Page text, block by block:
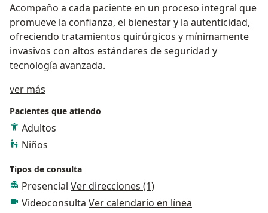
Acompaño a cada paciente en un proceso integral que
promueve la confianza, el bienestar y la autenticidad,
ofreciendo tratamientos quirúrgicos y mínimamente
invasivos con altos estándares de seguridad y
tecnología avanzada.
ver más
Pacientes que atiendo
Adultos
Niños
Tipos de consulta
Presencial Ver direcciones (1)
Videoconsulta Ver calendario en línea